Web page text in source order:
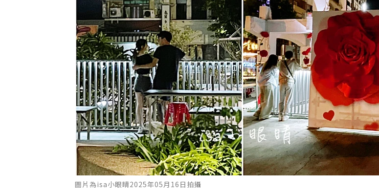
圖片為isa小眼睛2025年05月16日拍攝